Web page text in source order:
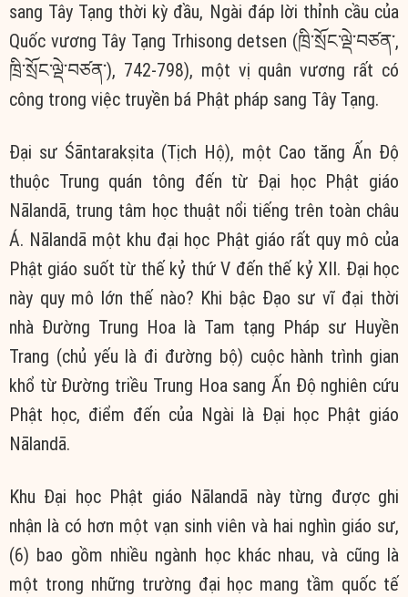
sang Tây Tạng thời kỳ đầu, Ngài đáp lời thỉnh cầu của
Quốc vương Tây Tạng Trhisong detsen (ཁྲི་སྲོང་ལྡེ་བཙན་,
ཁྲི་སྲོང་ལྡེ་བཙན་), 742-798), một vị quân vương rất có
công trong việc truyền bá Phật pháp sang Tây Tạng.
Đại sư Śāntarakṣita (Tịch Hộ), một Cao tăng Ấn Độ
thuộc Trung quán tông đến từ Đại học Phật giáo
Nālandā, trung tâm học thuật nổi tiếng trên toàn châu
Á. Nālandā một khu đại học Phật giáo rất quy mô của
Phật giáo suốt từ thế kỷ thứ V đến thế kỷ XII. Đại học
này quy mô lớn thế nào? Khi bậc Đạo sư vĩ đại thời
nhà Đường Trung Hoa là Tam tạng Pháp sư Huyền
Trang (chủ yếu là đi đường bộ) cuộc hành trình gian
khổ từ Đường triều Trung Hoa sang Ấn Độ nghiên cứu
Phật học, điểm đến của Ngài là Đại học Phật giáo
Nālandā.
Khu Đại học Phật giáo Nālandā này từng được ghi
nhận là có hơn một vạn sinh viên và hai nghìn giáo sư,
(6) bao gồm nhiều ngành học khác nhau, và cũng là
một trong những trường đại học mang tầm quốc tế